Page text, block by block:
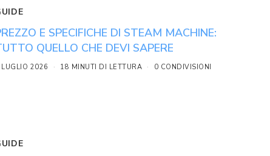
E SPECIFICHE DI STEAM MACHINE:
QUELLO CHE DEVI SAPERE
2026 18 MINUTI DI LETTURA 0 CONDIVISIONI